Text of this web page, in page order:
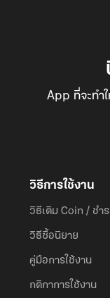
App ที่จะทำ
วิธีการใช้งาน
วิธีเติม Coin / ชำร
วิธีซื้อนิยาย
คู่มือการใช้งาน
กติกาการใช้งาน